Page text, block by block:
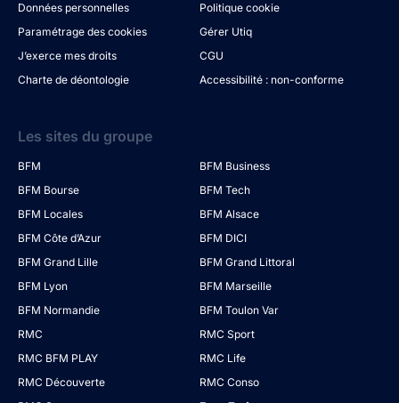
Données personnelles
Politique cookie
Paramétrage des cookies
Gérer Utiq
J’exerce mes droits
CGU
Charte de déontologie
Accessibilité : non-conforme
Les sites du groupe
BFM
BFM Business
BFM Bourse
BFM Tech
BFM Locales
BFM Alsace
BFM Côte d’Azur
BFM DICI
BFM Grand Lille
BFM Grand Littoral
BFM Lyon
BFM Marseille
BFM Normandie
BFM Toulon Var
RMC
RMC Sport
RMC BFM PLAY
RMC Life
RMC Découverte
RMC Conso